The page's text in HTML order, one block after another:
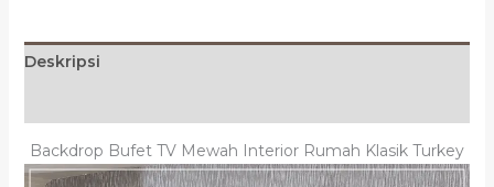
Deskripsi
Backdrop Bufet TV Mewah Interior Rumah Klasik Turkey